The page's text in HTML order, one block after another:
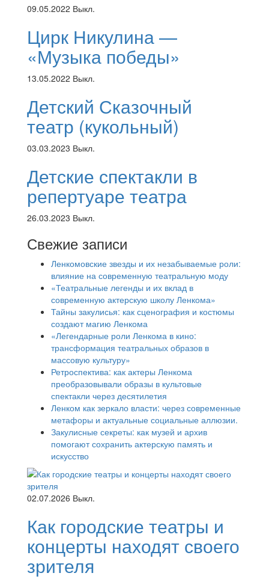
09.05.2022 Выкл.
Цирк Никулина —
«Музыка победы»
13.05.2022 Выкл.
Детский Сказочный
театр (кукольный)
03.03.2023 Выкл.
Детские спектакли в
репертуаре театра
26.03.2023 Выкл.
Свежие записи
Ленкомовские звезды и их незабываемые роли:
влияние на современную театральную моду
«Театральные легенды и их вклад в
современную актерскую школу Ленкома»
Тайны закулисья: как сценография и костюмы
создают магию Ленкома
«Легендарные роли Ленкома в кино:
трансформация театральных образов в
массовую культуру»
Ретроспектива: как актеры Ленкома
преобразовывали образы в культовые
спектакли через десятилетия
Ленком как зеркало власти: через современные
метафоры и актуальные социальные аллюзии.
Закулисные секреты: как музей и архив
помогают сохранить актерскую память и
искусство
02.07.2026 Выкл.
Как городские театры и
концерты находят своего
зрителя